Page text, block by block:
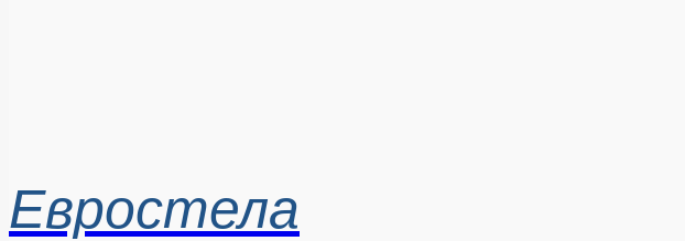
Евростела